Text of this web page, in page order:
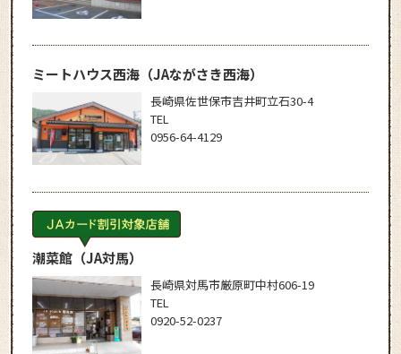
ミートハウス西海（JAながさき西海）
長崎県佐世保市吉井町立石30-4
TEL
0956-64-4129
潮菜館（JA対馬）
長崎県対馬市厳原町中村606-19
TEL
0920-52-0237